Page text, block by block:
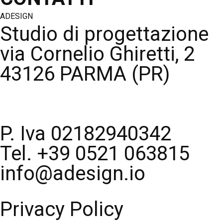
ADESIGN
Studio di progettazione
via Cornelio Ghiretti, 2
43126 PARMA (PR)
P. Iva 02182940342
Tel. +39 0521 063815
info@adesign.io
Privacy Policy